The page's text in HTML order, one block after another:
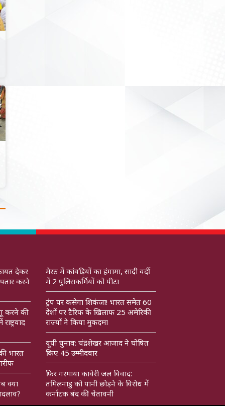
देकर
करने
करने की
भारत
क्या
मेरठ में कांवड़ियों का हंगामा, सादी वर्दी
में 2 पुलिसकर्मियों को पीटा
ट्रंप पर कसेगा शिकंजा! भारत समेत 60
देशों पर टैरिफ के खिलाफ 25 अमेरिकी
राज्यों ने किया मुकदमा
यूपी चुनाव: चंद्रशेखर आजाद ने घोषित
किए 45 उम्मीदवार
फिर गरमाया कावेरी जल विवाद:
तमिलनाडु को पानी छोड़ने के विरोध में
कर्नाटक बंद की चेतावनी